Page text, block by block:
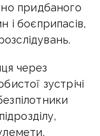
придбаного
і боєприпасів,
через
зустрічі